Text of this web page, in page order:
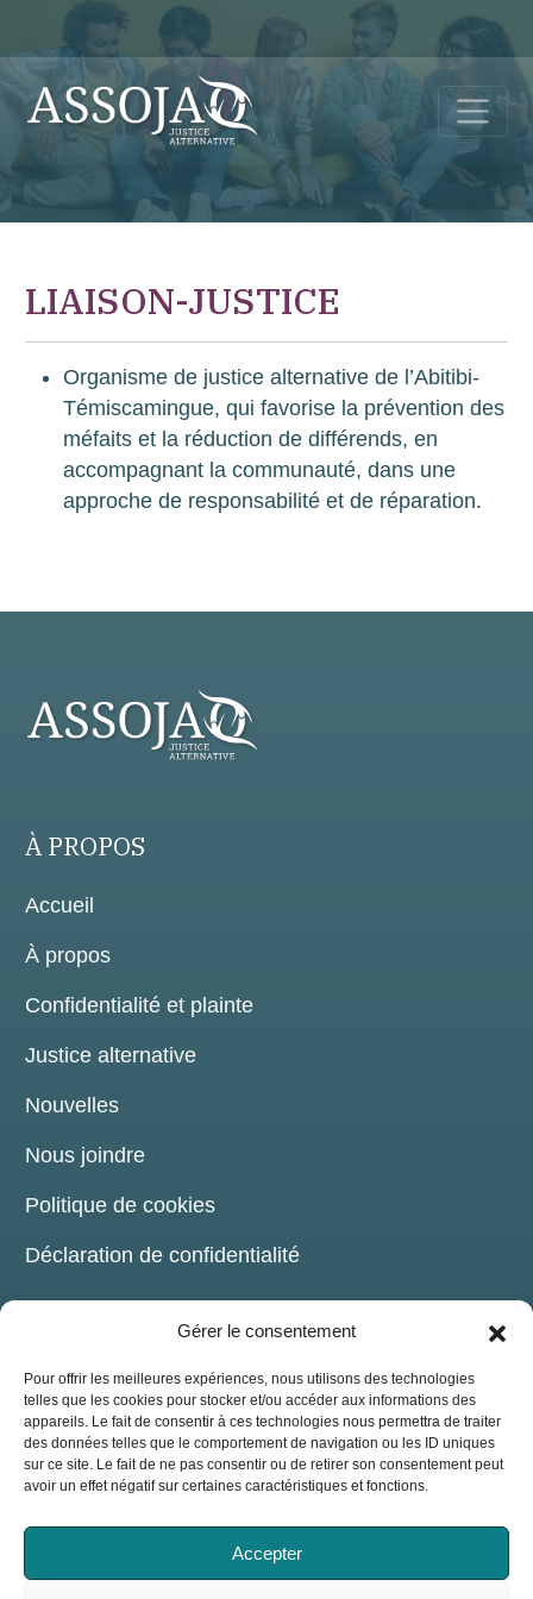
Gérer le consentement
Pour offrir les meilleures expériences, nous utilisons des technologies
telles que les cookies pour stocker et/ou accéder aux informations des
appareils. Le fait de consentir à ces technologies nous permettra de traiter
des données telles que le comportement de navigation ou les ID uniques
sur ce site. Le fait de ne pas consentir ou de retirer son consentement peut
avoir un effet négatif sur certaines caractéristiques et fonctions.
Accepter
LIAISON-JUSTICE
Organisme de justice alternative de l’Abitibi-
Témiscamingue, qui favorise la prévention des
méfaits et la réduction de différends, en
accompagnant la communauté, dans une
approche de responsabilité et de réparation.
À PROPOS
Accueil
À propos
Confidentialité et plainte
Justice alternative
Nouvelles
Nous joindre
Politique de cookies
Déclaration de confidentialité
COORDONNÉES
209, chemin de la Grande-Côte Boisbriand,
(Québec) J7G 1B6
info@assojaq.org